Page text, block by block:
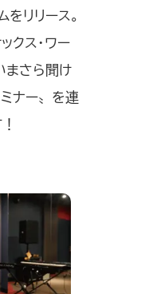
をリリース。
クス・ワー
まさら聞け
ナー〟を連